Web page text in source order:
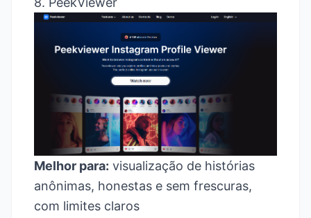
Melhor para: visualização de histórias
anônimas, honestas e sem frescuras,
com limites claros